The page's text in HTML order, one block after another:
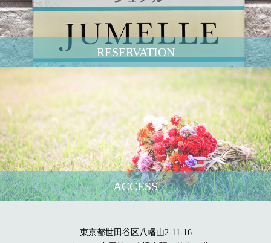
RESERVATION
ACCESS
東京都世田谷区八幡山2-11-16